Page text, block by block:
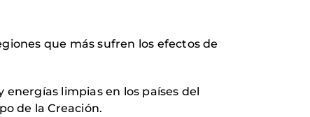
que más sufren los efectos de
limpias en los países del
de la Creación.